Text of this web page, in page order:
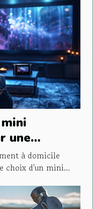
une
à domicile
choix d'un mini...